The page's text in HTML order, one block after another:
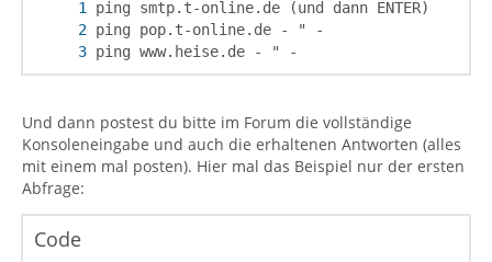
ping www.heise.de - " -
Und dann postest du bitte im Forum die vollständige
Konsoleneingabe und auch die erhaltenen Antworten (alles
mit einem mal posten). Hier mal das Beispiel nur der ersten
Abfrage:
Code